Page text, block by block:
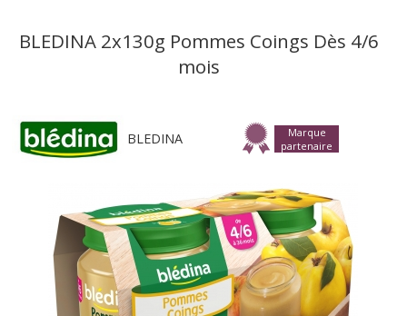
BLEDINA 2x130g Pommes Coings Dès 4/6
mois
BLEDINA
Marque
partenaire